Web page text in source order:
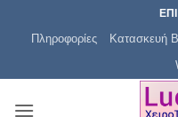
Πληροφορίες Κατασκευή